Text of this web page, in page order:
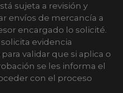
sujeta a revisión y
envíos de mercancía a
encargado lo solicité.
evidencia
validar que si aplica o
se les informa el
con el proceso